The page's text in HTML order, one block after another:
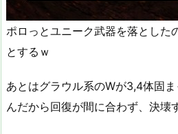
ポロっとユニーク武器を落とした
とするｗ
あとはグラウル系のWが3,4体固
んだから回復が間に合わず、決壊